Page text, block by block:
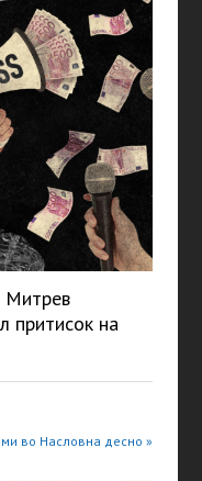
Митрев
притисок на
во Насловна десно »